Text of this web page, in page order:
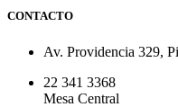
CONTACTO
Av. Providencia 329,
22 341 3368
Mesa Central